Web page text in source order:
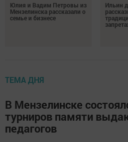
Юлия и Вадим Петровы из
Мензелинска рассказали о
семье и бизнесе
Ильин
ТЕМА ДНЯ
В Мензелинске
турниров памяти
педагогов